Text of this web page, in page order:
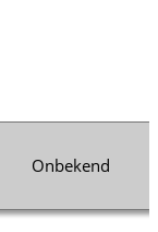
Onbekend